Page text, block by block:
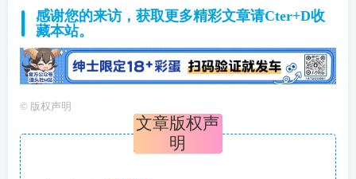
感谢您的来访，获取更多精彩文章请Cter+D收
藏本站。
© 版权声明
文章版权声
明